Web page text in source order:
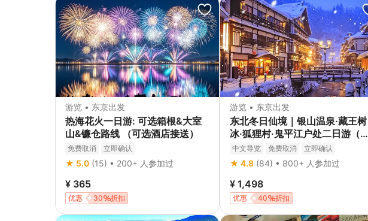
游览 • 东京出发
热海花火一日游: 可选箱根&大室
山&镰仓路线 （可选酒店接送）
免费取消 立即确认
★ 5.0 (15) • 200+ 人参加过
¥ 365
30 折扣
优惠
游览 • 东京出发
东北冬日仙境｜银山温泉·藏王树
冰·狐狸村·鬼平江户处二日游（含
温泉酒店早晚餐）｜东京出发
中文导览 免费取消 立即确认
★ 4.8 (84) • 800+ 人参加过
¥ 1,498
40 折扣
优惠